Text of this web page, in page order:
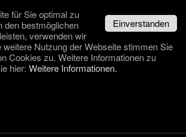
Einverstanden
für Sie optimal zu
den bestmöglichen
verwenden wir
Nutzung der Webseite stimmen Sie
Cookies zu. Weitere Informationen zu
hier: Weitere Informationen.